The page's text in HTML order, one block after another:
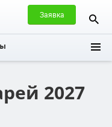
Заявка
2027